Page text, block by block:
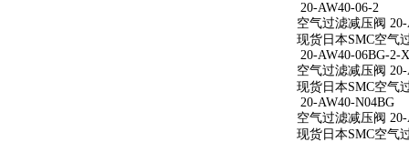
20-AW40-06-2
空气过滤减压阀
现货日本SMC空气
20-AW40-06BG-2-
空气过滤减压阀
现货日本SMC空气
20-AW40-N04BG
空气过滤减压阀
现货日本SMC空气